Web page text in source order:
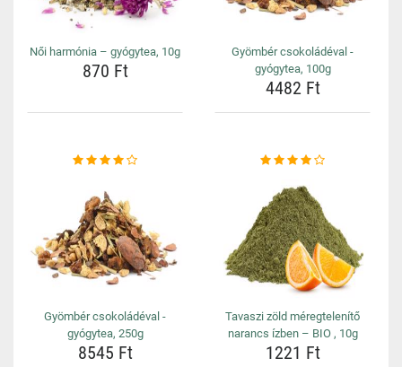
Női harmónia – gyógytea, 10g
870 Ft
Gyömbér csokoládéval -
gyógytea, 100g
4482 Ft
Gyömbér csokoládéval -
gyógytea, 250g
8545 Ft
Tavaszi zöld méregtelenítő
narancs ízben – BIO , 10g
1221 Ft